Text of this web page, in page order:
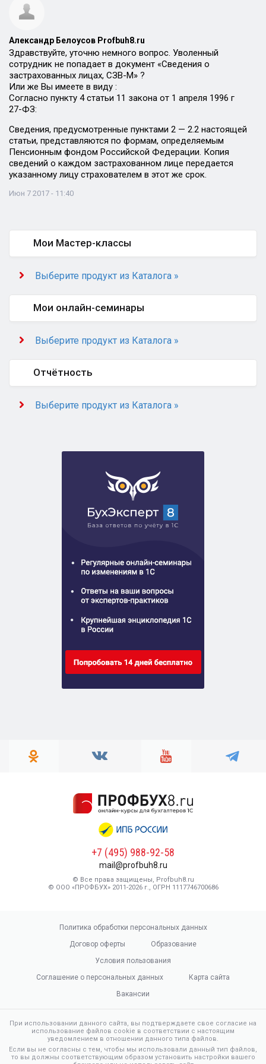
Александр Белоусов Profbuh8.ru
Здравствуйте, уточню немного вопрос. Уволенный
сотрудник не попадает в документ «Сведения о
застрахованных лицах, СЗВ-М» ?
Или же Вы имеете в виду :
Согласно пункту 4 статьи 11 закона от 1 апреля 1996 г
27-ФЗ:
Сведения, предусмотренные пунктами 2 — 2.2 настоящей
статьи, представляются по формам, определяемым
Пенсионным фондом Российской Федерации. Копия
сведений о каждом застрахованном лице передается
указанному лицу страхователем в этот же срок.
Июн 7 2017 - 11:40
Мои Мастер-классы
Выберите продукт из Каталога »
Мои онлайн-семинары
Выберите продукт из Каталога »
Отчётность
Выберите продукт из Каталога »
+7 (495) 988-92-58
mail@profbuh8.ru
© Все права защищены, Profbuh8.ru
© ООО «ПРОФБУХ» 2011-2026 г., ОГРН 1117746700686
Политика обработки персональных данных
Договор оферты
Образование
Условия пользования
Соглашение о персональных данных
Карта сайта
Вакансии
При использовании данного сайта, вы подтверждаете свое согласие на
использование файлов cookie в соответствии с настоящим
уведомлением в отношении данного типа файлов.
Если вы не согласны с тем, чтобы мы использовали данный тип файлов,
то вы должны соответствующим образом установить настройки вашего